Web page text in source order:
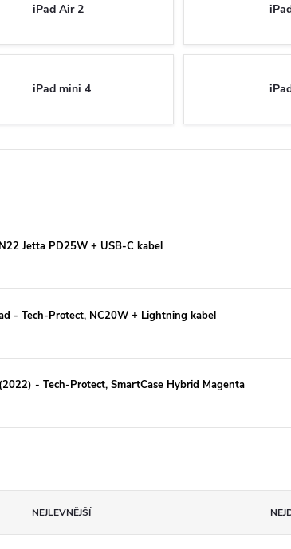
iPad Air 2
iPad mini 4
Jetta PD25W + USB-C kabel
- Tech-Protect, NC20W + Lightning kabel
- Tech-Protect, SmartCase Hybrid Magenta
NEJLEVNĚJŠÍ